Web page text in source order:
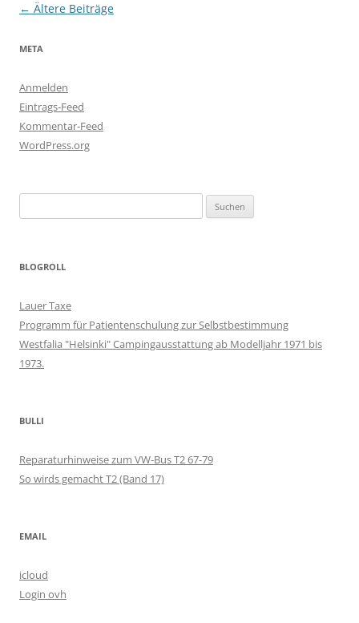
Beitragsnavigation
← Ältere Beiträge
META
Anmelden
Eintrags-Feed
Kommentar-Feed
WordPress.org
nach:
BLOGROLL
Lauer Taxe
Programm für Patientenschulung zur Selbstbestimmung
Westfalia "Helsinki" Campingausstattung ab Modelljahr 1971 bis
1973.
BULLI
Reparaturhinweise zum VW-Bus T2 67-79
So wirds gemacht T2 (Band 17)
EMAIL
icloud
Login ovh